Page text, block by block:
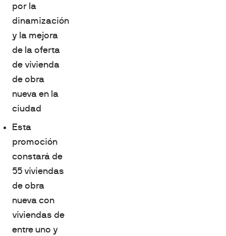
por la
dinamización
y la mejora
de la oferta
de vivienda
de obra
nueva en la
ciudad
Esta
promoción
constará de
55 viviendas
de obra
nueva con
viviendas de
entre uno y